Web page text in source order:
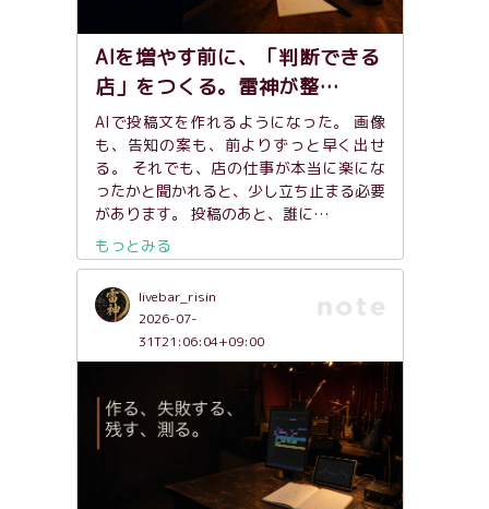
AIを増やす前に、「判断できる
店」をつくる。雷神が整…
AIで投稿文を作れるようになった。 画像
も、告知の案も、前よりずっと早く出せ
る。 それでも、店の仕事が本当に楽にな
ったかと聞かれると、少し立ち止まる必要
があります。 投稿のあと、誰に…
もっとみる
livebar_risin
2026-07-
31T21:06:04+09:00